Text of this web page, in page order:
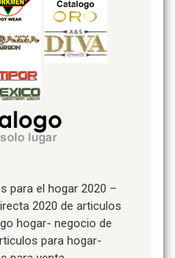
para el hogar 2020 –
2020 de articulos
hogar- negocio de
para hogar-